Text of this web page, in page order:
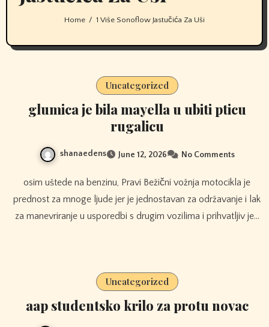
Home 1 Više Sonoflow Jastučića Za Uši
Uncategorized
glumica je bila mayella u ubiti pticu
rugalicu
shanaedens June 12, 2026 No Comments
osim uštede na benzinu, Pravi Bežični vožnja motocikla je
prednost za mnoge ljude jer je jednostavan za održavanje i lak
za manevriranje u usporedbi s drugim vozilima i prihvatljiv je…
Uncategorized
aap studentsko krilo za protu novac